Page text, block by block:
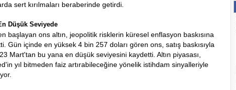
sert kırılmaları beraberinde getirdi.
Düşük Seviyede
başlayan ons altın, jeopolitik risklerin küresel enflasyon baskısına
Gün içinde en yüksek 4 bin 257 doları gören ons, satış baskısıyla
Mart'tan bu yana en düşük seviyesini kaydetti. Altın piyasası,
yıl bitmeden faiz artırabileceğine yönelik istihdam sinyalleriyle